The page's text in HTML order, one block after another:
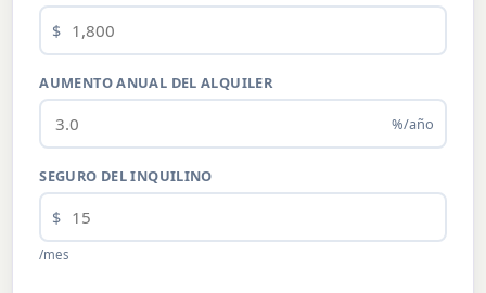
$
AUMENTO ANUAL DEL ALQUILER
%/año
SEGURO DEL INQUILINO
$
/mes